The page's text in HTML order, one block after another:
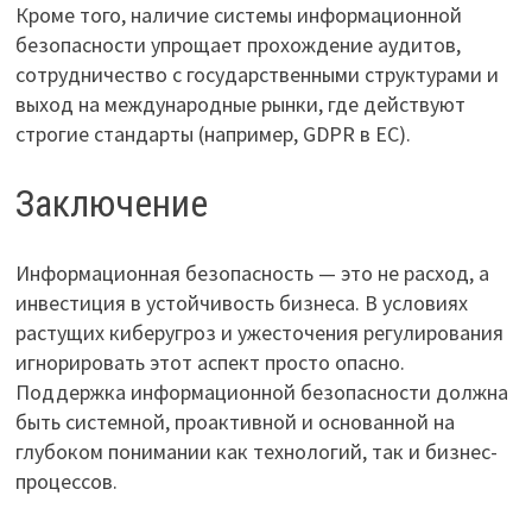
Кроме того, наличие системы информационной
безопасности упрощает прохождение аудитов,
сотрудничество с государственными структурами и
выход на международные рынки, где действуют
строгие стандарты (например, GDPR в ЕС).
Заключение
Информационная безопасность — это не расход, а
инвестиция в устойчивость бизнеса. В условиях
растущих киберугроз и ужесточения регулирования
игнорировать этот аспект просто опасно.
Поддержка информационной безопасности должна
быть системной, проактивной и основанной на
глубоком понимании как технологий, так и бизнес-
процессов.